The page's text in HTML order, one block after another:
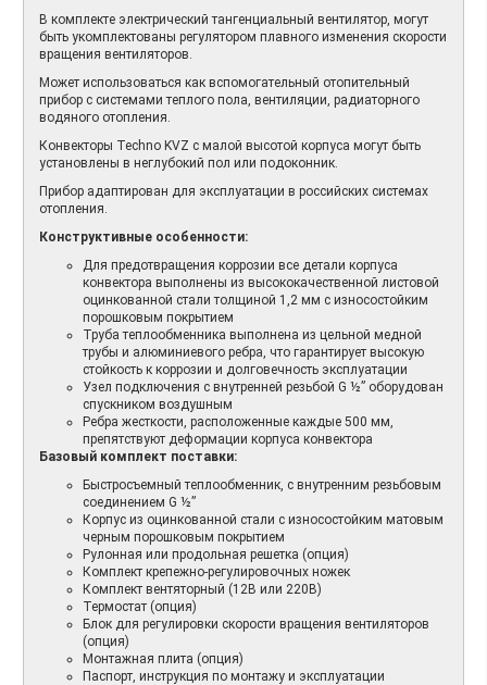
В комплекте электрический тангенциальный вентилятор, могут
быть укомплектованы регулятором плавного изменения скорости
вращения вентиляторов.
Может использоваться как вспомогательный отопительный
прибор с системами теплого пола, вентиляции, радиаторного
водяного отопления.
Конвекторы Techno KVZ с малой высотой корпуса могут быть
установлены в неглубокий пол или подоконник.
Прибор адаптирован для эксплуатации в российских системах
отопления.
Конструктивные особенности:
Для предотвращения коррозии все детали корпуса
конвектора выполнены из высококачественной листовой
оцинкованной стали толщиной 1,2 мм с износостойким
порошковым покрытием
Труба теплообменника выполнена из цельной медной
трубы и алюминиевого ребра, что гарантирует высокую
стойкость к коррозии и долговечность эксплуатации
Узел подключения с внутренней резьбой G ½” оборудован
спускником воздушным
Ребра жесткости, расположенные каждые 500 мм,
препятствуют деформации корпуса конвектора
Базовый комплект поставки:
Быстросъемный теплообменник, с внутренним резьбовым
соединением G ½”
Корпус из оцинкованной стали с износостойким матовым
черным порошковым покрытием
Рулонная или продольная решетка (опция)
Комплект крепежно-регулировочных ножек
Комплект вентяторный (12В или 220В)
Термостат (опция)
Блок для регулировки скорости вращения вентиляторов
(опция)
Монтажная плита (опция)
Паспорт, инструкция по монтажу и эксплуатации